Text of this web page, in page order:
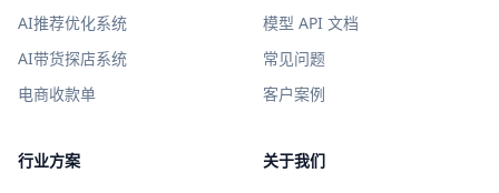
AI推荐优化系统
AI带货探店系统
电商收款单
模型 API 文档
常见问题
客户案例
行业方案
关于我们